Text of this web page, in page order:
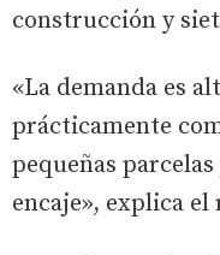
construcción y
«La demanda es
prácticamente
pequeñas
encaje», explica el